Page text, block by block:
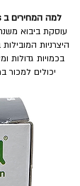
למה המחירים ב shop-ahs זולים:
היצרניות
בכמויות גדולות
יכולים למכור